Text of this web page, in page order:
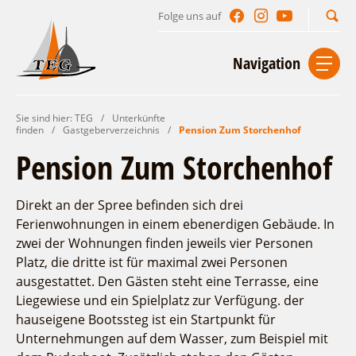
Folge uns auf
Navigation
Start Kontakt Impressum
Urlaub im Leichhardt Land
Reisegebiet
Lieblingsorte
Freizeit und Erholung
Auf & im Wasser
Per Rad
Zu Fuß
Aktiverlebnisse
Sehenswertes
Naturlehrpfad Ludwig Leichhardt
Buchbare Angebote
Individuell
Touristinformationen
Unterkünfte finden
Gastgeberverzeichnis
Gastronomie
Camping
Ferienhaus- und Campingpark „Ludwig
Leichhardt“
Veranstaltungen
Sie sind hier:TEG /
Unterkünfte
finden / Gastgeberverzeichnis / Pension Zum Storchenhof
Pension Zum Storchenhof
Direkt an der Spree befinden sich drei
Ferienwohnungen in einem ebenerdigen Gebäude. In
zwei der Wohnungen finden jeweils vier Personen
Platz, die dritte ist für maximal zwei Personen
ausgestattet. Den Gästen steht eine Terrasse, eine
Liegewiese und ein Spielplatz zur Verfügung. der
hauseigene Bootssteg ist ein Startpunkt für
Unternehmungen auf dem Wasser, zum Beispiel mit